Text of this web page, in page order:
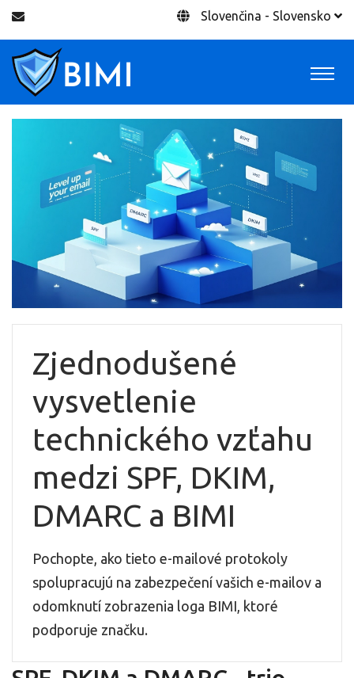
Slovenčina - Slovensko
Zjednodušené
vysvetlenie
technického vzťahu
medzi SPF, DKIM,
DMARC a BIMI
Pochopte, ako tieto e-mailové protokoly
spolupracujú na zabezpečení vašich e-mailov a
odomknutí zobrazenia loga BIMI, ktoré
podporuje značku.